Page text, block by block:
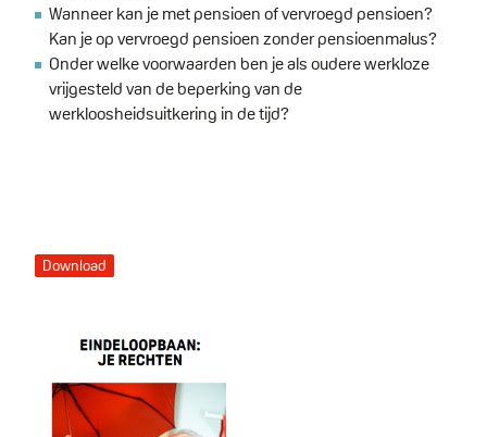
Wanneer kan je met pensioen of vervroegd pensioen?
Kan je op vervroegd pensioen zonder pensioenmalus?
Onder welke voorwaarden ben je als oudere werkloze
vrijgesteld van de beperking van de
werkloosheidsuitkering in de tijd?
Download